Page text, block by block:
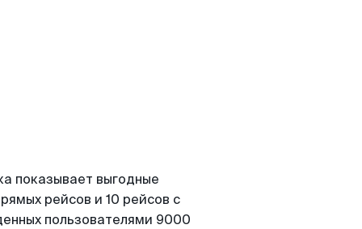
показывает выгодные
рейсов и 10 рейсов с
пользователями 9000